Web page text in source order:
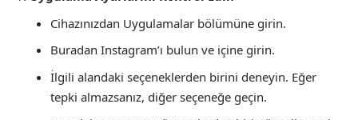
Cihazınızdan Uygulamalar bölümüne girin.
Buradan Instagram’ı bulun ve içine girin.
İlgili alandaki seçeneklerden birini deneyin. Eğer
tepki almazsanız, diğer seçeneğe geçin.